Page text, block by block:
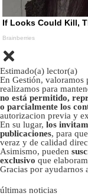
Estimado(a) lector(a)
En Gestión, valoramos
realizamos para
no está permitido,
o parcialmente los
autorizacion previa y
En su lugar, los
publicaciones, para
veraz y de calidad
Asimismo, pueden
exclusivo que
Gracias por ayudarnos
últimas noticias